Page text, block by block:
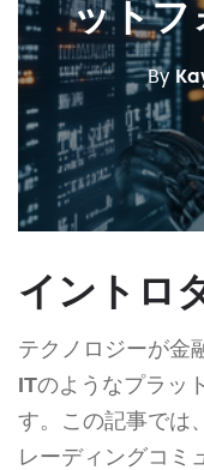
ットフ
By
イントロ
テクノロジーが金
ITのようなプラッ
す。この記事では、
レーディングコミ